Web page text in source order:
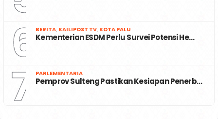
6 BERITA, KAILIPOST TV, KOTA PALU
Kementerian ESDM Perlu Survei Potensi He…
7 PARLEMENTARIA
Pemprov Sulteng Pastikan Kesiapan Penerb…